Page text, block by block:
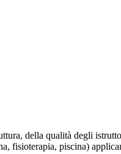
della qualità degli
piscina)